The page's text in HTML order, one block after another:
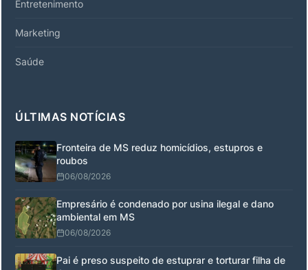
Entretenimento
Marketing
Saúde
ÚLTIMAS NOTÍCIAS
Fronteira de MS reduz homicídios, estupros e
roubos
06/08/2026
Empresário é condenado por usina ilegal e dano
ambiental em MS
06/08/2026
Pai é preso suspeito de estuprar e torturar filha de